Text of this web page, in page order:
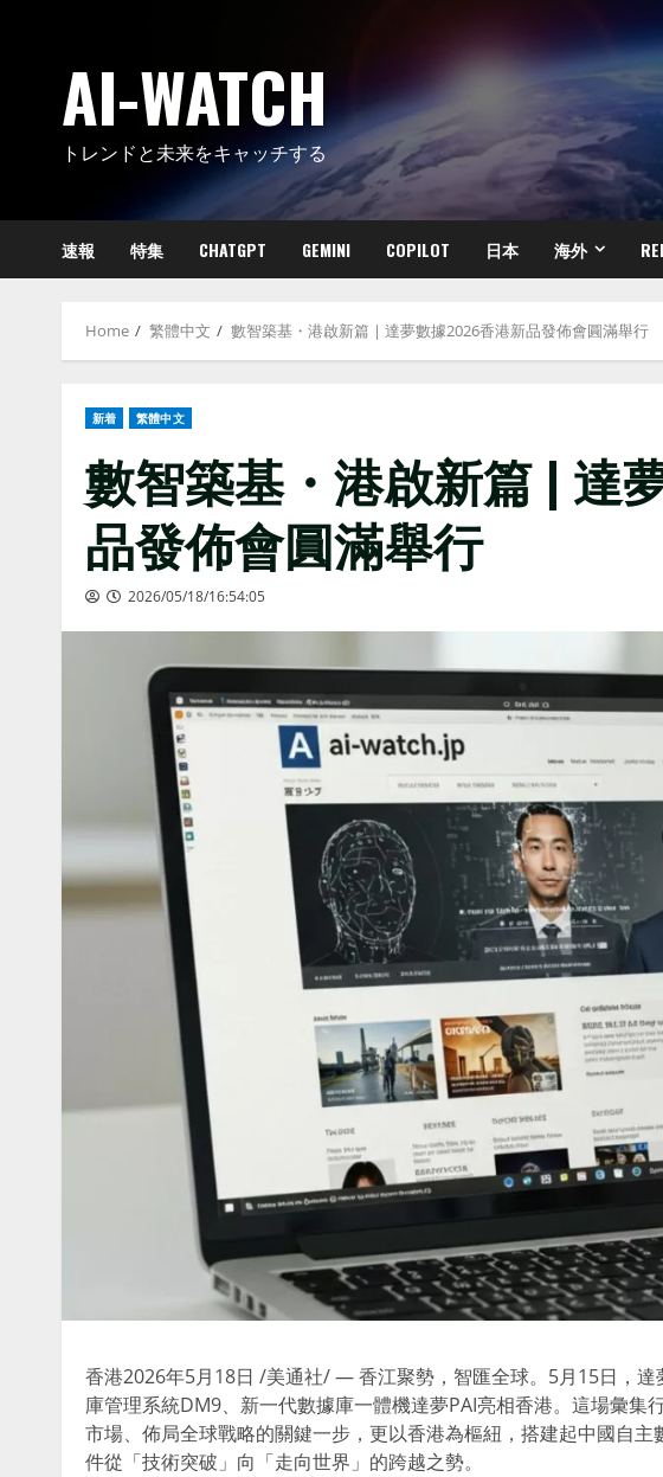
AI-WATCH
トレンドと未来をキャッチする
速報 特集 CHATGPT GEMINI COPILOT 日本 海外
Home 繁體中文 數智築基・港啟新篇 | 達夢數據2026香港新品發佈會圓滿舉行
新着 繁體中文
數智築基・港啟新篇 | 達
品發佈會圓滿舉行
2026/05/18/16:54:05
香港2026年5月18日 /美通社/ — 香江聚勢，智匯全球。5月15日，
庫管理系統DM9、新一代數據庫一體機達夢PAI亮相香港。這場彙集
市場、佈局全球戰略的關鍵一步，更以香港為樞紐，搭建起中國自
件從「技術突破」向「走向世界」的跨越之勢。